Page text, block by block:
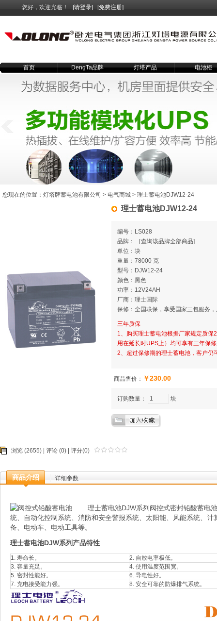
首页 DengTa品牌 灯塔产品 电池柜
您好，欢迎光临！ [请登录] [免费注册]
理士蓄电池DJW12-24
编号：LS028
品牌：
[查询该品牌全部商品]
单位：块
重量：78000 克
型号：DJW12-24
颜色：黑色
功率：12V24AH
厂商：理士国际
保修：全国联保，享受国家三包服务
三年质保
1、购买理士蓄电池根据厂家规定质
用在延长时UPS上）均可享有三年保
2、超过保修期的理士蓄电池，客户仍
商品售价： ￥230.00
订购数量： 块
浏览 (2655) | 评论 (0) | 评分(0)
商品介绍 详细参数
理士蓄电池DJW系列阀控式密封铅酸蓄电池
统、自动化控制系统、消防和安全警报系统、太阳能、风能系统、
备、电动车、电动工具等。
理士蓄电池DJW系列 产品特性
1. 寿命长。
2. 自放电率极低。
3. 容量充足。
4. 使用温度范围宽。
5. 密封性能好。
6. 导电性好。
7. 充电接受能力强。
8. 安全可靠的防爆排气系统。
您现在的位置： 灯塔牌蓄电池有限公司 > 电气商城 > 理士蓄电池DJW12-24